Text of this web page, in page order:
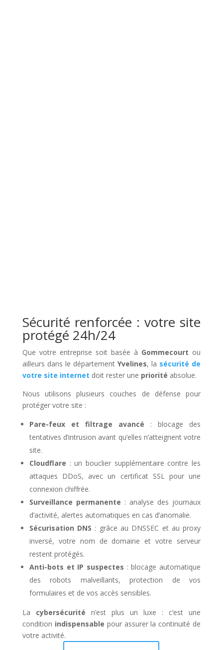
Sécurité renforcée : votre site
protégé 24h/24
Que votre entreprise soit basée à Gommecourt ou
ailleurs dans le départementYvelines, la sécurité de
votre site internet doit rester une priorité absolue.
Nous utilisons plusieurs couches de défense pour
protéger votre site :
Pare-feux et filtrage avancé : blocage des
tentatives d’intrusion avant qu’elles n’atteignent votre
site.
Cloudflare : un bouclier supplémentaire contre les
attaques DDoS, avec un certificat SSL pour une
connexion chiffrée.
Surveillance permanente : analyse des journaux
d’activité, alertes automatiques en cas d’anomalie.
Sécurisation DNS : grâce au DNSSEC et au proxy
inversé, votre nom de domaine et votre serveur
restent protégés.
Anti-bots et IP suspectes : blocage automatique
des robots malveillants, protection de vos
formulaires et de vos accès sensibles.
La cybersécurité n’est plus un luxe : c’est une
condition indispensable pour assurer la continuité de
votre activité.